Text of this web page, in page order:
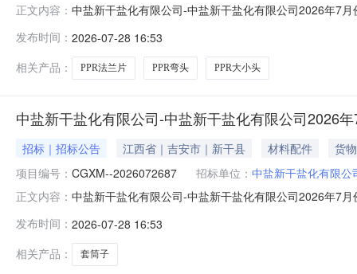
正文内容： 中盐新干盐化有限公司-中盐新干盐化有限公司2026年7
量单位数量备注109039900000025PPR法兰片5050-只
发布时间： 2026-07-28 16:53
相关产品：
PPR法兰片 PPR弯头 PPR大小头
中盐新干盐化有限公司-中盐新干盐化有限公司2026
招标｜招标公告 江西省｜吉安市｜新干县 材料配件
货物
项目编号： CGXM--2026072687 招标单位： 中盐新干盐化有限公
正文内容： 中盐新干盐化有限公司-中盐新干盐化有限公司2026年7
型号计量单位数量备注113050000001890套筒子
发布时间： 2026-07-28 16:53
相关产品：
套筒子